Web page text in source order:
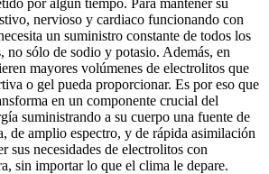
nervioso y cardiaco funcionando con
un suministro constante de todos los
no sólo de sodio y potasio. Además, en
mayores volúmenes de electrolitos que
o gel pueda proporcionar. Es por eso que
en un componente crucial del
suministrando a su cuerpo una fuente de
de amplio espectro, y de rápida asimilación
sus necesidades de electrolitos con
sin importar lo que el clima le depare.